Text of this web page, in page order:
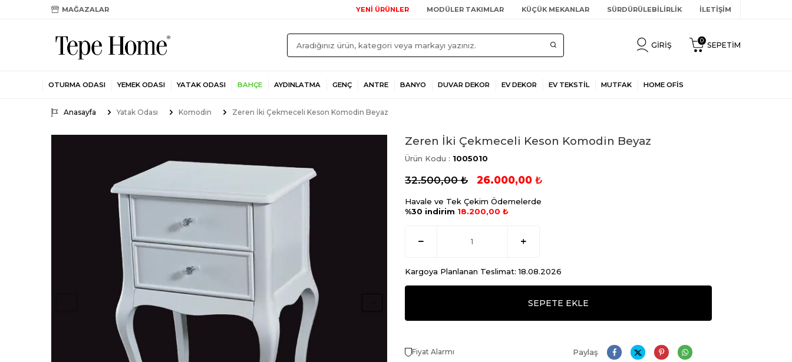
MAĞAZALAR YENİ ÜRÜNLER MODÜLER TAKIMLAR KÜÇÜK MEKANLAR SÜRDÜRÜLEBİLİRLİK İLETİŞİM
GIRIŞ 0 SEPETIM
OTURMA ODASI YEMEK ODASI YATAK ODASI BAHÇE AYDINLATMA GENÇ ANTRE BANYO DUVAR DEKOR EV DEKOR EV TEKSTİL MUTFAK HOME OFİS
Anasayfa Yatak Odası Komodin Zeren İki Çekmeceli Keson Komodin Beyaz
Zeren İki Çekmeceli Keson Komodin Beyaz
Ürün Kodu : 1005010
32.500,00₺ 26.000,00 ₺
Havale ve Tek Çekim Ödemelerde
%30 indirim 18.200,00 ₺
Kargoya Planlanan Teslimat: 18.08.2026
SEPETE EKLE
Fiyat Alarmı Paylaş